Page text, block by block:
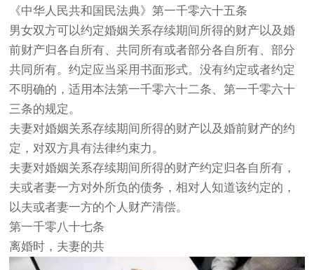
《中华人民共和国民法典》第一千零六十五条
男女双方可以约定婚姻关系存续期间所得的财产以及婚
前财产归各自所有、共同所有或者部分各自所有、部分
共同所有。约定应当采用书面形式。没有约定或者约定
不明确的，适用本法第一千零六十二条、第一千零六十
三条的规定。
夫妻对婚姻关系存续期间所得的财产以及婚前财产的约
定，对双方具有法律约束力。
夫妻对婚姻关系存续期间所得的财产约定归各自所有，
夫或者妻一方对外所负的债务，相对人知道该约定的，
以夫或者妻一方的个人财产清偿。
第一千零八十七条
离婚时，夫妻的共